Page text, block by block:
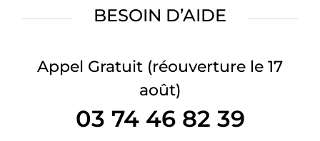
BESOIN D’AIDE
Appel Gratuit (réouverture le 17
août)
03 74 46 82 39